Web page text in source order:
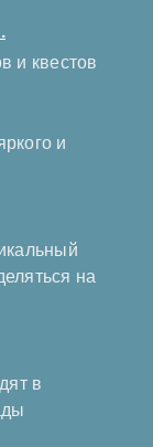
и квестов
и
на
в